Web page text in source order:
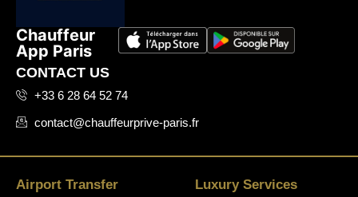
Chauffeur
App Paris
CONTACT US
+33 6 28 64 52 74
contact@chauffeurprive-paris.fr
Airport Transfer
Luxury Services